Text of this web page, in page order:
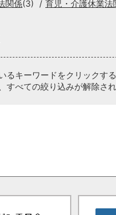
関係(3) 育児・介護休業法
るキーワードをクリックす
すべての絞り込みが解除され